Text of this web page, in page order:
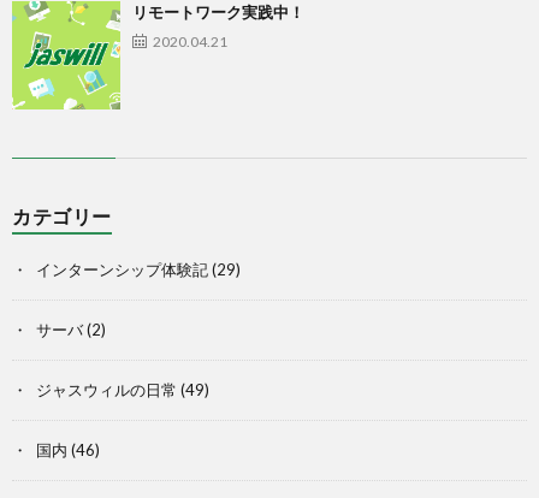
リモートワーク実践中！
2020.04.21
カテゴリー
インターンシップ体験記(29)
サーバ(2)
ジャスウィルの日常 (49)
国内 (46)